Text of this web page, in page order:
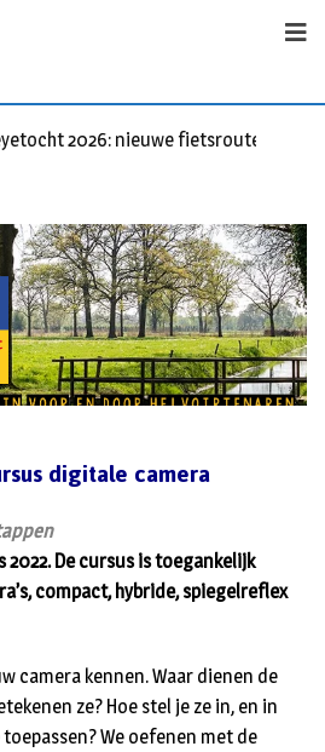
2026: nieuwe fietsroutes
digitale camera
2022. De cursus is toegankelijk
compact, hybride, spiegelreflex
camera kennen. Waar dienen de
ze? Hoe stel je ze in, en in
We oefenen met de